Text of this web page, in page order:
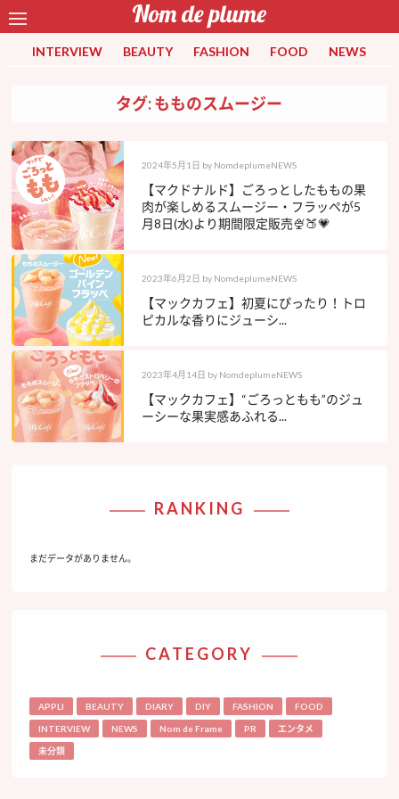
INTERVIEW BEAUTY FASHION FOOD NEWS
タグ: もものスムージー
2024年5月1日 by NomdeplumeNEWS
【マクドナルド】ごろっとしたももの果
肉が楽しめるスムージー・フラッペが5
月8日(水)より期間限定販売🍨🍑💗
2023年6月2日 by NomdeplumeNEWS
【マックカフェ】初夏にぴったり！トロ
ピカルな香りにジューシ...
2023年4月14日 by NomdeplumeNEWS
【マックカフェ】“ごろっともも”のジュ
ーシーな果実感あふれる...
RANKING
まだデータがありません。
CATEGORY
APPLI BEAUTY DIARY DIY FASHION FOOD
INTERVIEW NEWS Nom de Frame PR エンタメ
未分類